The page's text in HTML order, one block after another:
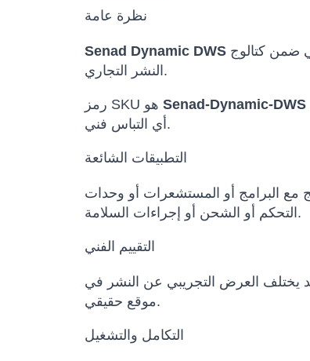
نظرة عامة
Senad Dynamic DWS
النشر التجاري.
Senad-Dynamic-DWS
أي التباس فني.
التطبيقات الشائعة
مع البرامج أو المستشعرات أو وحدات
التحكم أو الشحن أو إجراءات السلامة.
التقييم الفني
قد يختلف العرض التجريبي عن النشر في
موقع حقيقي.
التكامل والتشغيل